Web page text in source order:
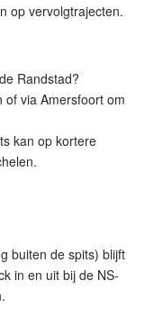
op vervolgtrajecten.
Randstad?
of via Amersfoort om
kan op kortere
buiten de spits) blijft
in en uit bij de NS-